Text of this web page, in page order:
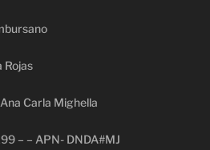
Rojas
Carla Mighella
– – APN- DNDA#MJ